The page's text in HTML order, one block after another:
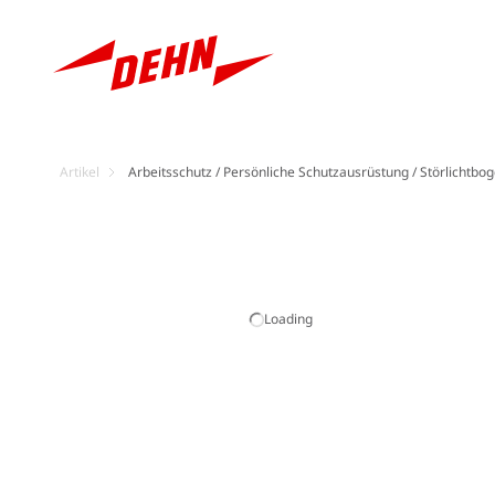
Artikel Arbeitsschutz / Persönliche Schutzausrüstung /
Loading